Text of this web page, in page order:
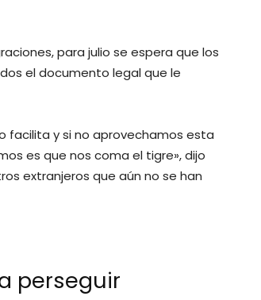
para julio se espera que los
el documento legal que le
facilita y si no aprovechamos esta
es que nos coma el tigre», dijo
extranjeros que aún no se han
perseguir